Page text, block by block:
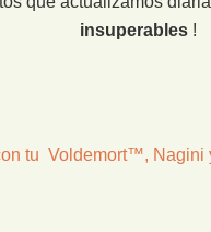
insuperables!
tu Voldemort™, Nagini